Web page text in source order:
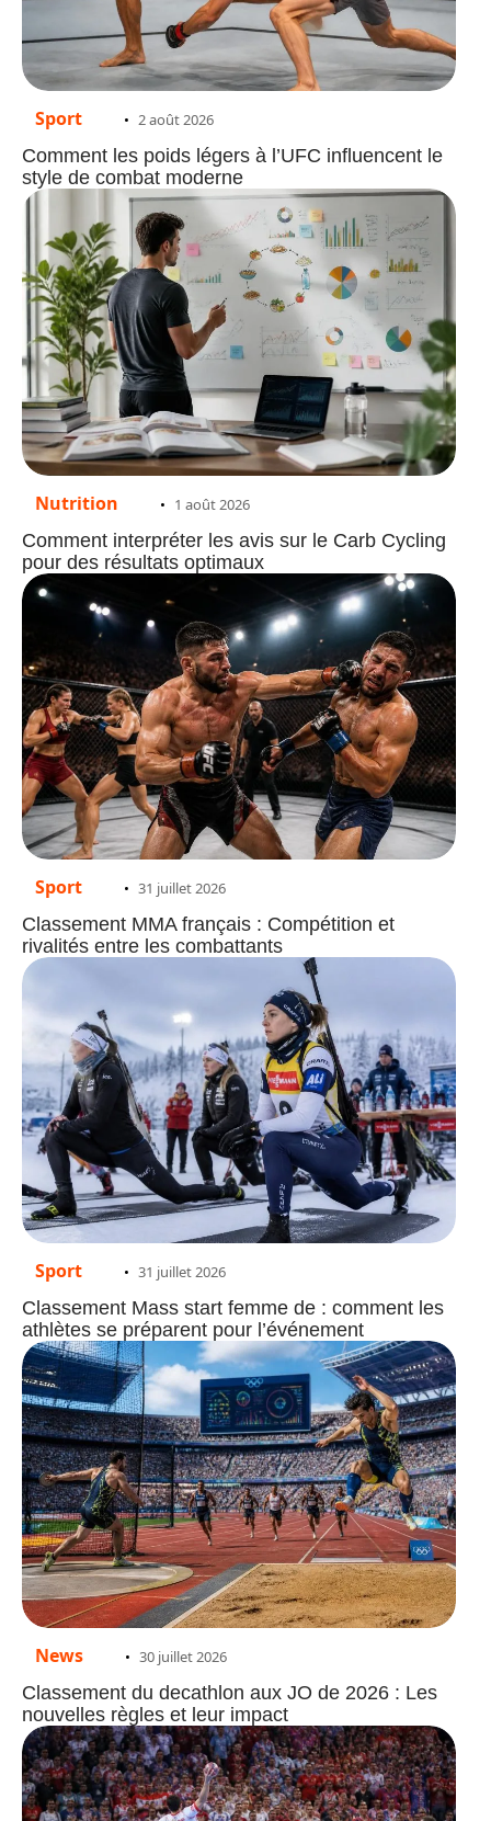
Sport 2 août 2026
Comment les poids légers à l’UFC influencent le
style de combat moderne
Nutrition 1 août 2026
Comment interpréter les avis sur le Carb Cycling
pour des résultats optimaux
Sport 31 juillet 2026
Classement MMA français : Compétition et
rivalités entre les combattants
Sport 31 juillet 2026
Classement Mass start femme de : comment les
athlètes se préparent pour l’événement
News 30 juillet 2026
Classement du decathlon aux JO de 2026 : Les
nouvelles règles et leur impact